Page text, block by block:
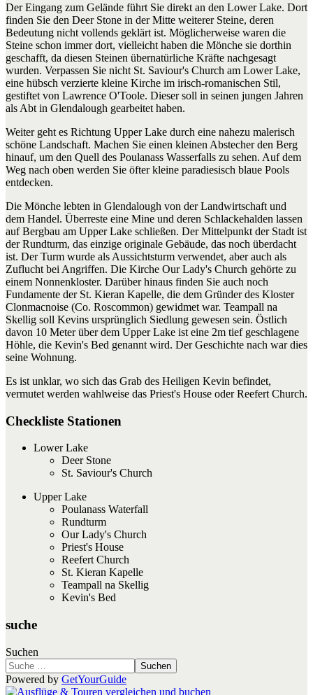
Der Eingang zum Gelände führt Sie direkt an den Lower Lake. Dort
finden Sie den Deer Stone in der Mitte weiterer Steine, deren
Bedeutung nicht vollends geklärt ist. Möglicherweise waren die
Steine schon immer dort, vielleicht haben die Mönche sie dorthin
geschafft, da diesen Steinen übernatürliche Kräfte nachgesagt
wurden. Verpassen Sie nicht St. Saviour's Church am Lower Lake,
eine hübsch verzierte kleine Kirche im irisch-romanischen Stil,
gestiftet von Lawrence O'Toole. Dieser soll in seinen jungen Jahren
als Abt in Glendalough gearbeitet haben.
Weiter geht es Richtung Upper Lake durch eine nahezu malerisch
schöne Landschaft. Machen Sie einen kleinen Abstecher den Berg
hinauf, um den Quell des Poulanass Wasserfalls zu sehen. Auf dem
Weg nach oben werden Sie öfter kleine paradiesisch blaue Pools
entdecken.
Die Mönche lebten in Glendalough von der Landwirtschaft und
dem Handel. Überreste eine Mine und deren Schlackehalden lassen
auf Bergbau am Upper Lake schließen. Der Mittelpunkt der Stadt ist
der Rundturm, das einzige originale Gebäude, das noch überdacht
ist. Der Turm wurde als Aussichtsturm verwendet, aber auch als
Zuflucht bei Angriffen. Die Kirche Our Lady's Church gehörte zu
einem Nonnenkloster. Darüber hinaus finden Sie auch noch
Fundamente der St. Kieran Kapelle, die dem Gründer des Kloster
Clonmacnoise (Co. Roscommon) gewidmet war. Teampall na
Skellig soll Kevins ursprünglich Siedlung gewesen sein. Östlich
davon 10 Meter über dem Upper Lake ist eine 2m tief geschlagene
Höhle, die Kevin's Bed genannt wird. Der Geschichte nach war dies
seine Wohnung.
Es ist unklar, wo sich das Grab des Heiligen Kevin befindet,
vermutet werden wahlweise das Priest's House oder Reefert Church.
Checkliste Stationen
Lower Lake
Deer Stone
St. Saviour's Church
Upper Lake
Poulanass Waterfall
Rundturm
Our Lady's Church
Priest's House
Reefert Church
St. Kieran Kapelle
Teampall na Skellig
Kevin's Bed
suche
Suchen
Suchen
Powered by GetYourGuide